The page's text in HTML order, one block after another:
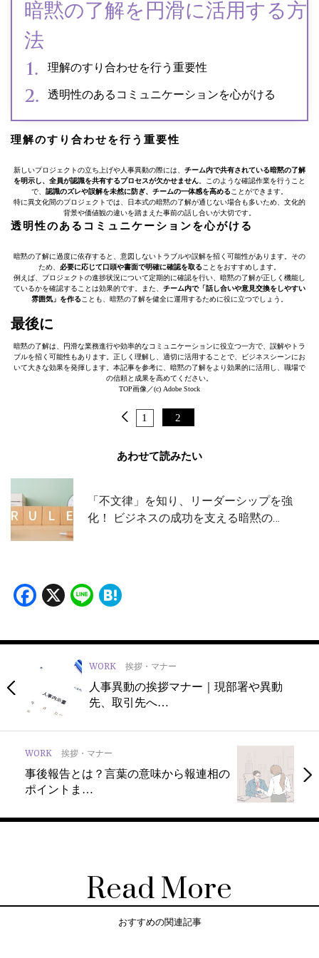
暗黙の了解を円滑に活用する方
法
理解のすり合わせを行う重要性
透明性のあるコミュニケーションを心がける
理解のすり合わせを行う重要性
新しいプロジェクトの立ち上げや人事異動の際には、 チーム内で共有されている暗黙の了解
を明示し、全員が認識を共有するプロセスが欠かせません 。このような確認作業を行うこと
で、 認識のズレや誤解を未然に防ぎ、チームの一体感を高める ことができます。
特に異文化間のプロジェクトでは、日本式の暗黙の了解が通じない場合も多いため、文化的
背景や価値観の違いを踏まえた事前の話し合いが大切です。
透明性のあるコミュニケーションを心がける
暗黙の了解に過度に依存すると、意図しないトラブルや誤解を招く可能性があります。その
ため、 必要に応じて口頭や書面で明確に確認を取る ことをおすすめします。
例えば、プロジェクトの進捗状況について定期的に確認を行い、暗黙の了解が正しく機能し
ているかを確認することは効果的です。また、 チーム内で「話し合いや意見交換をしやすい
雰囲気」を作る ことも、暗黙の了解を健全に運用するために役に立つでしょう。
最後に
暗黙の了解は、円滑な業務進行や効率的なコミュニケーションに役立つ一方で、誤解やトラ
ブルを招く可能性もあります。正しく理解し、適切に活用することで、ビジネスシーンにお
いて大きな効果を発揮します。本記事を参考に、暗黙の了解をより効果的に活用し、職場で
の信頼と成果を高めてください。
TOP画像／(c) Adobe Stock
1 2
あわせて読みたい
「不文律」を知り、リーダーシップを強
化！ ビジネスの成功を支える暗黙の…
Facebook
X Line
WORK 挨拶・マナー
人事異動の挨拶マナー｜現部署や異動
先、取引先へ…
WORK 挨拶・マナー
事後報告とは？言葉の意味から報連相の
ポイントま…
Read More
おすすめの関連記事